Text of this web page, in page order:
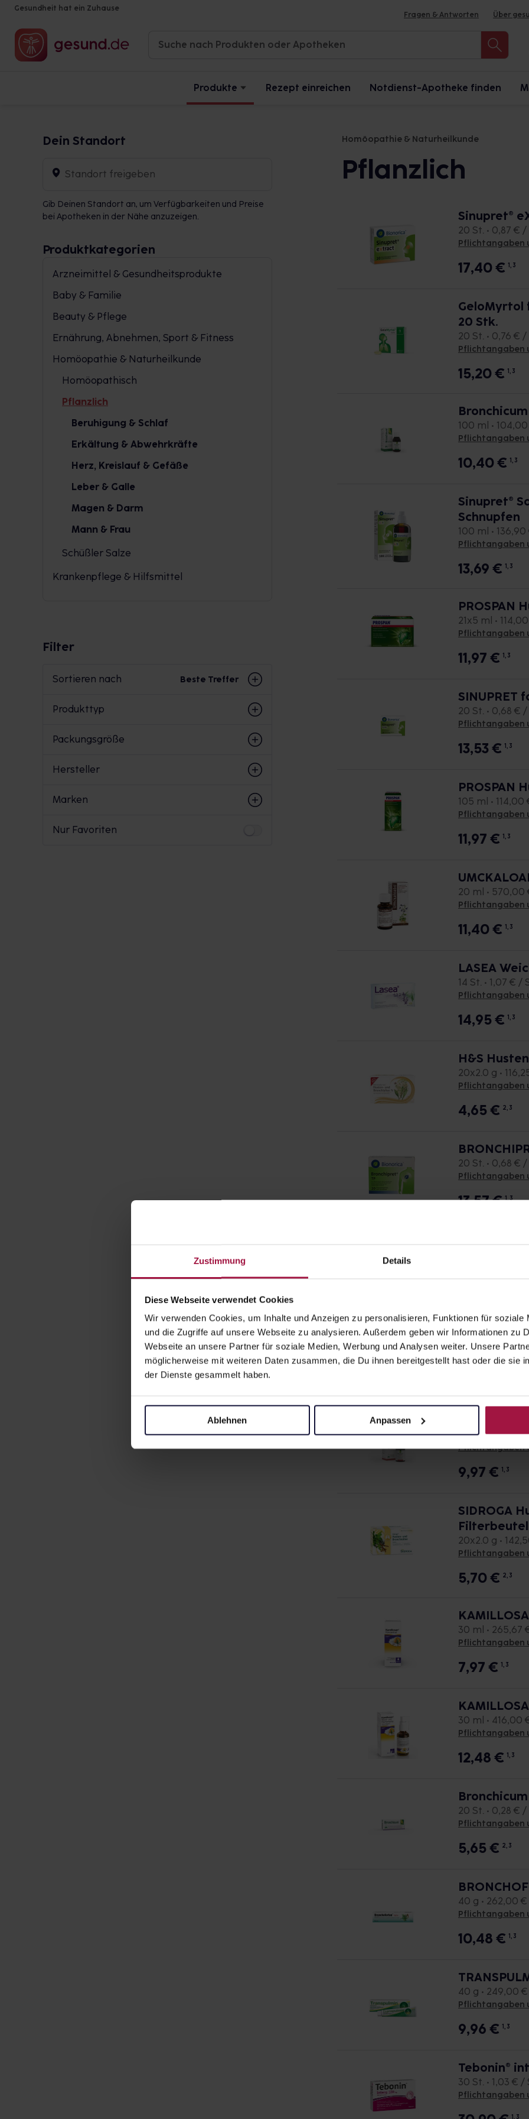
Zustimmung Details
Diese Webseite verwendet Cookies
Wir verwenden Cookies, um Inhalte und Anzeigen zu personalisieren, Funktionen für soziale
und die Zugriffe auf unsere Webseite zu analysieren. Außerdem geben wir Informationen zu
Webseite an unsere Partner für soziale Medien, Werbung und Analysen weiter. Unsere
möglicherweise mit weiteren Daten zusammen, die Du ihnen bereitgestellt hast oder die sie
der Dienste gesammelt haben.
Ablehnen Anpassen
Gesundheit hat ein Zuhause
Fragen & Antworten Über
Produkte Rezept einreichen Notdienst-Apotheke finden
Dein Standort
Standort freigeben
Gib Deinen Standort an, um Verfügbarkeiten und Preise
bei Apotheken in der Nähe anzuzeigen.
Produktkategorien
Arzneimittel & Gesundheitsprodukte
Baby & Familie
Beauty & Pflege
Ernährung, Abnehmen, Sport & Fitness
Homöopathie & Naturheilkunde
Homöopathisch
Pflanzlich
Beruhigung & Schlaf
Erkältung & Abwehrkräfte
Herz, Kreislauf & Gefäße
Leber & Galle
Magen & Darm
Mann & Frau
Schüßler Salze
Krankenpflege & Hilfsmittel
Filter
Sortieren nach Beste Treffer
Produkttyp
Packungsgröße
Hersteller
Marken
Nur Favoriten
Homöopathie & Naturheilkunde
Pflanzlich
Sinupret®
20 St. • 0,87 € /
Pflichtangaben
17,40€ 1, 3
GeloMyrtol
20 Stk.
20 St. • 0,76 € /
Pflichtangaben
15,20€ 1, 3
100 ml • 104,00
Pflichtangaben
10,40€ 1, 3
Sinupret®
Schnupfen
100 ml • 136,90
Pflichtangaben
13,69€ 1, 3
PROSPAN
21x5 ml •
Pflichtangaben
11,97€ 1, 3
SINUPRET
20 St. • 0,68 € /
Pflichtangaben
13,53€ 1, 3
PROSPAN
105 ml • 114,00
Pflichtangaben
11,97€ 1, 3
20 ml • 570,00
Pflichtangaben
11,40€ 1, 3
LASEA
14 St. • 1,07 € /
Pflichtangaben
14,95€ 1, 3
H&S
20x2.0 g •
Pflichtangaben
4,65€ 2, 3
20 St. • 0,68 € /
Pflichtangaben
13,57€ 1, 3
Pflichtangaben
PROSPAN
100 ml • 99,70
Pflichtangaben
30 ml • 332,33
Pflichtangaben
9,97€ 1, 3
SIDROGA
Filterbeutel
20x2.0 g •
Pflichtangaben
5,70€ 2, 3
30 ml • 265,67
Pflichtangaben
7,97€ 1, 3
30 ml • 416,00
Pflichtangaben
12,48€ 1, 3
20 St. • 0,28 € /
Pflichtangaben
5,65€ 2, 3
40 g • 262,00
Pflichtangaben
10,48€ 1, 3
40 g • 249,00
Pflichtangaben
9,96€ 1, 3
Tebonin®
30 St. • 1,03 € /
Pflichtangaben
1, 3